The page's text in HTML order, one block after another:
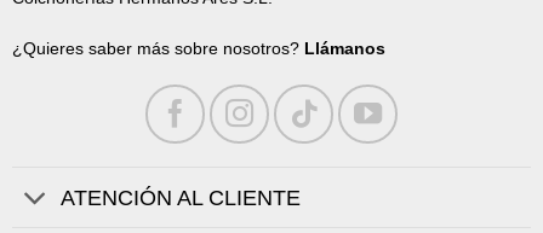
¿Quieres saber más sobre nosotros? Llámanos
ATENCIÓN AL CLIENTE